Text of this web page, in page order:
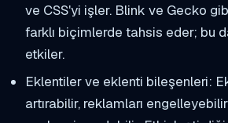
ve CSS'yi işler. Blink ve Gecko
farklı biçimlerde tahsis eder; bu
etkiler.
Eklentiler ve eklenti bileşenleri:
artırabilir, reklamları